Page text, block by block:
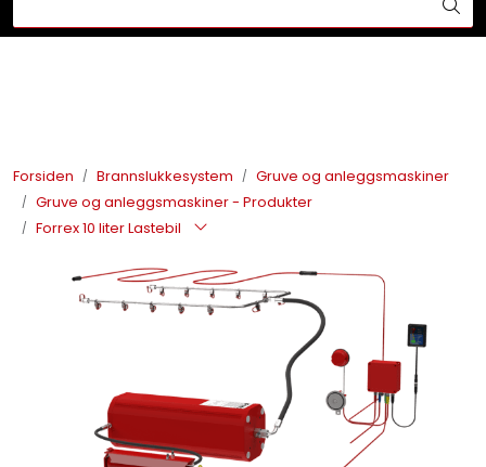
Forsiden Brannslukkesystem
Gruve og anleggsmaskiner
Gruve og anleggsmaskiner - Produkter
Forrex 10 liter Lastebil
Lysprodukter
Redningskammere